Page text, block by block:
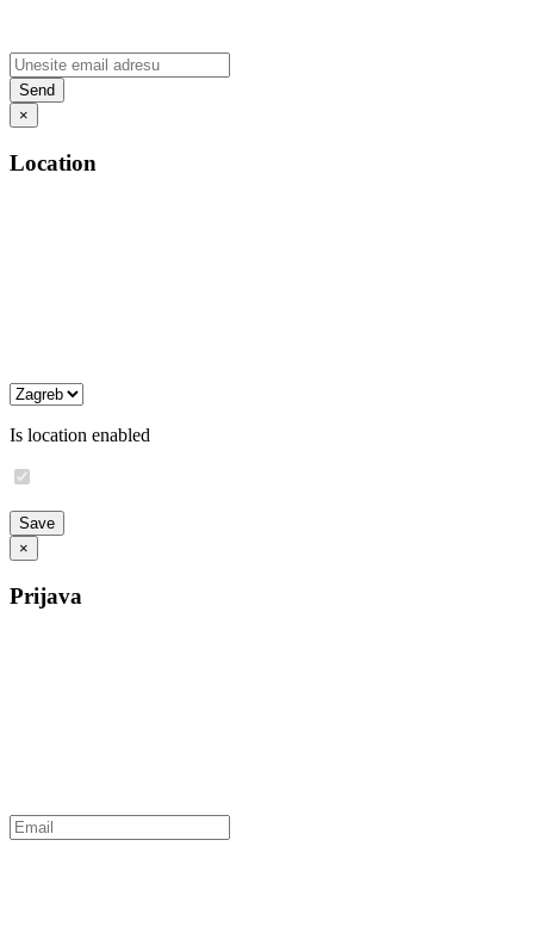
×
Location
Is location enabled
×
Prijava